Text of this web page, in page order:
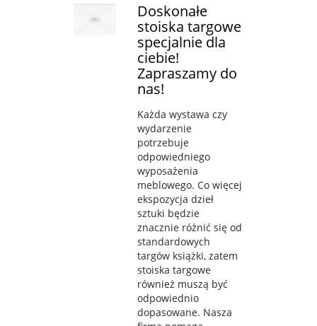
Doskonałe
stoiska targowe
specjalnie dla
ciebie!
Zapraszamy do
nas!
Każda wystawa czy
wydarzenie
potrzebuje
odpowiedniego
wyposażenia
meblowego. Co więcej
ekspozycja dzieł
sztuki będzie
znacznie różnić się od
standardowych
targów książki, zatem
stoiska targowe
również muszą być
odpowiednio
dopasowane. Nasza